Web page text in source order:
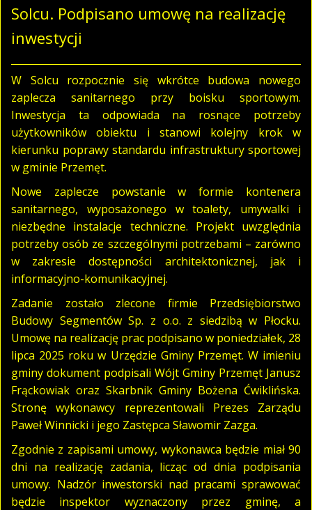
Solcu. Podpisano umowę na realizację
inwestycji
W Solcu rozpocznie się wkrótce budowa nowego
zaplecza sanitarnego przy boisku sportowym.
Inwestycja ta odpowiada na rosnące potrzeby
użytkowników obiektu i stanowi kolejny krok w
kierunku poprawy standardu infrastruktury sportowej
w gminie Przemęt.
Nowe zaplecze powstanie w formie kontenera
sanitarnego, wyposażonego w toalety, umywalki i
niezbędne instalacje techniczne. Projekt uwzględnia
potrzeby osób ze szczególnymi potrzebami – zarówno
w zakresie dostępności architektonicznej, jak i
informacyjno-komunikacyjnej.
Zadanie zostało zlecone firmie Przedsiębiorstwo
Budowy Segmentów Sp. z o.o. z siedzibą w Płocku.
Umowę na realizację prac podpisano w poniedziałek, 28
lipca 2025 roku w Urzędzie Gminy Przemęt. W imieniu
gminy dokument podpisali Wójt Gminy Przemęt Janusz
Frąckowiak oraz Skarbnik Gminy Bożena Ćwiklińska.
Stronę wykonawcy reprezentowali Prezes Zarządu
Paweł Winnicki i jego Zastępca Sławomir Zazga.
Zgodnie z zapisami umowy, wykonawca będzie miał 90
dni na realizację zadania, licząc od dnia podpisania
umowy. Nadzór inwestorski nad pracami sprawować
będzie inspektor wyznaczony przez gminę, a